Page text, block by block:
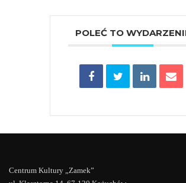
POLEĆ TO
Centrum Kultury „Zamek”